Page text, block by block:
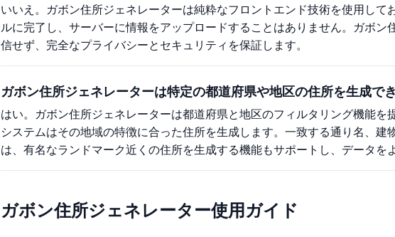
いいえ。ガボン住所ジェネレーターは純粋なフロントエンド技術を使用し
ルに完了し、サーバーに情報をアップロードすることはありません。ガボ
信せず、完全なプライバシーとセキュリティを保証します。
ガボン住所ジェネレーターは特定の都道府県や地区の住所を生成で
はい。ガボン住所ジェネレーターは都道府県と地区のフィルタリング機能を
システムはその地域の特徴に合った住所を生成します。一致する通り名、
は、有名なランドマーク近くの住所を生成する機能もサポートし、データを
ガボン住所ジェネレーター使用ガイド